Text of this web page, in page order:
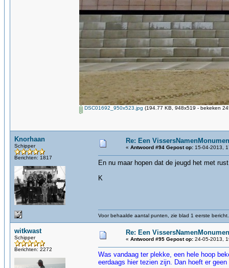
DSC01692_950x523.jpg (194.77 KB, 948x519 - bekeken
Knorhaan
Schipper
Berichten: 1817
Re: Een
« Antwoord #94 Gepost op: 15-04-2013,
En nu maar hopen dat de jeugd het met
K
Voor behaalde aantal punten, zie blad 1 eerste bericht.
witkwast
Schipper
Berichten: 2272
Re: Een
« Antwoord #95 Gepost op: 24-05-2013,
Was vandaag ter plekke, een hele hoop
eerdaags hier tezien zijn. Dan hoeft er